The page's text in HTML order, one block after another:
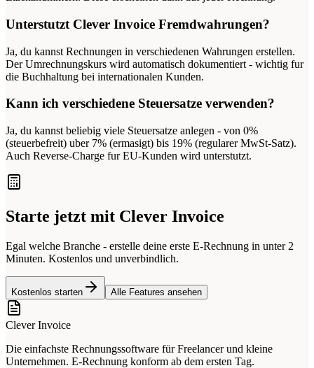
Unterstutzt Clever Invoice Fremdwahrungen?
Ja, du kannst Rechnungen in verschiedenen Wahrungen erstellen.
Der Umrechnungskurs wird automatisch dokumentiert - wichtig fur
die Buchhaltung bei internationalen Kunden.
Kann ich verschiedene Steuersatze verwenden?
Ja, du kannst beliebig viele Steuersatze anlegen - von 0%
(steuerbefreit) uber 7% (ermasigt) bis 19% (regularer MwSt-Satz).
Auch Reverse-Charge fur EU-Kunden wird unterstutzt.
Starte jetzt mit Clever Invoice
Egal welche Branche - erstelle deine erste E-Rechnung in unter 2
Minuten. Kostenlos und unverbindlich.
Kostenlos starten Alle Features ansehen
Clever Invoice
Die einfachste Rechnungssoftware für Freelancer und kleine
Unternehmen. E-Rechnung konform ab dem ersten Tag.